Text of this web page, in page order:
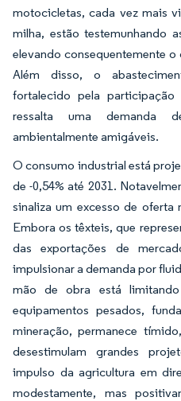
motocicletas, cada vez mais
milha, estão testemunhando
elevando consequentemente
Além disso, o
fortalecido pela
ressalta uma demanda
ambientalmente amigáveis.
O consumo industrial está
de -0,54% até 2031.
sinaliza um excesso de oferta
Embora os têxteis, que
das exportações de
impulsionar a demanda por
mão de obra está
equipamentos pesados,
mineração, permanece
desestimulam grandes
impulso da agricultura em
modestamente, mas